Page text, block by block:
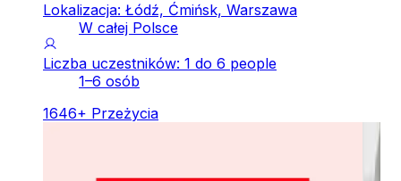
Lokalizacja: Łódź, Ćmińsk, Warszawa
W całej Polsce
Liczba uczestników: 1 do 6 people
1–6 osób
1646+ Przeżycia